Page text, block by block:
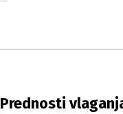
Next
Prednosti